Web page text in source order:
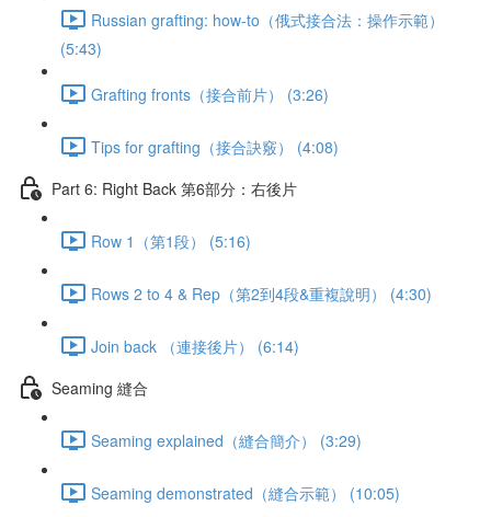
Russian grafting: how-to（俄式接合法：操作示範）
(5:43)
Grafting fronts（接合前片） (3:26)
Tips for grafting（接合訣竅） (4:08)
Part 6: Right Back 第6部分：右後片
Row 1（第1段） (5:16)
Rows 2 to 4 & Rep（第2到4段&重複說明） (4:30)
Join back （連接後片） (6:14)
Seaming 縫合
Seaming explained（縫合簡介） (3:29)
Seaming demonstrated（縫合示範） (10:05)